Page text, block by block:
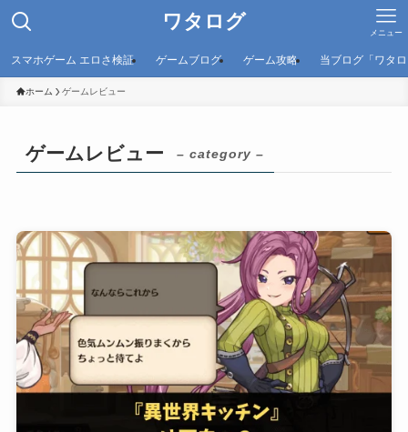
ワタログ メニュー
スマホゲーム エロさ検証 ゲームブログ ゲーム攻略 当ブログ「ワタ
ホーム ゲームレビュー
ゲームレビュー – category –